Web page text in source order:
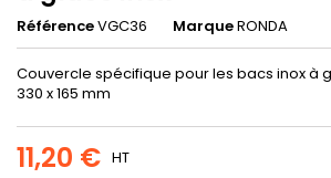
RéférenceVGC36 MarqueRONDA
Couvercle spécifique pour les bacs inox à
330 x 165 mm
11,20 € HT